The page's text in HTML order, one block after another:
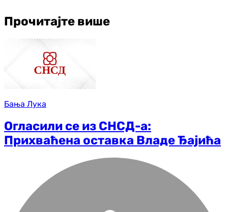
Прочитајте више
Бања Лука
Огласили се из СНСД-а:
Прихваћена оставка Владе Ђајића